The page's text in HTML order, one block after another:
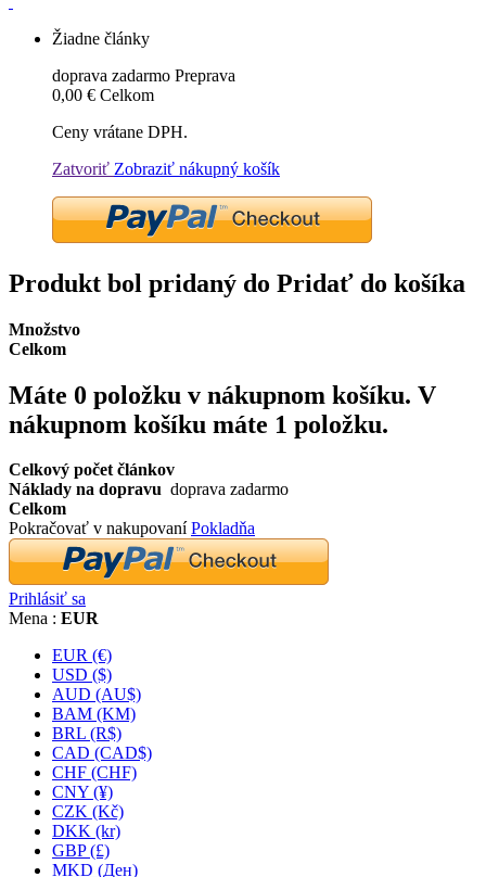
Žiadne články
doprava zadarmo Preprava
0,00 € Celkom
Ceny vrátane DPH.
Zatvoriť Zobraziť nákupný košík
Produkt bol pridaný do Pridať do košíka
Množstvo
Celkom
Máte 0 položku v nákupnom košíku. V
nákupnom košíku máte 1 položku.
Celkový počet článkov
Náklady na dopravu doprava zadarmo
Celkom
Pokračovať v nakupovaníPokladňa
Prihlásiť sa
Mena : EUR
EUR (€)
USD ($)
AUD (AU$)
BAM (KM)
BRL (R$)
CAD (CAD$)
CHF (CHF)
CNY (¥)
CZK (Kč)
DKK (kr)
GBP (£)
MKD (Ден)